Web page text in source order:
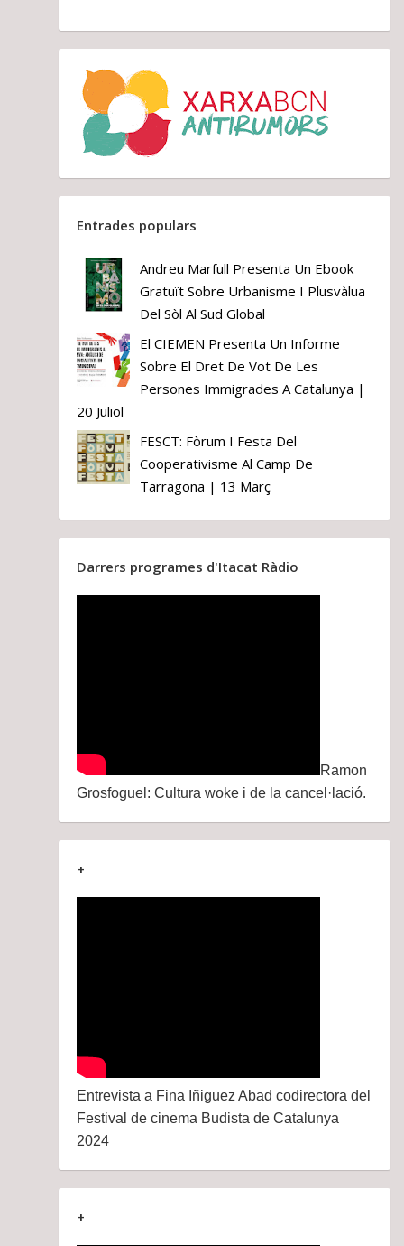
Entrades populars
Andreu Marfull Presenta Un Ebook
Gratuït Sobre Urbanisme I Plusvàlua
Del Sòl Al Sud Global
El CIEMEN Presenta Un Informe
Sobre El Dret De Vot De Les
Persones Immigrades A Catalunya |
20 Juliol
FESCT: Fòrum I Festa Del
Cooperativisme Al Camp De
Tarragona | 13 Març
Darrers programes d'Itacat Ràdio
Ramon
Grosfoguel: Cultura woke i de la cancel·lació.
+
Entrevista a Fina Iñiguez Abad codirectora del
Festival de cinema Budista de Catalunya
2024
+